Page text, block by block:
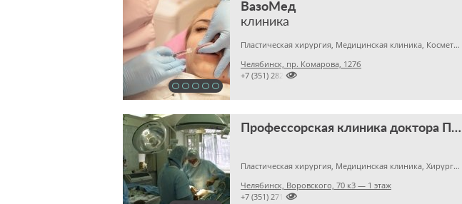
ВазоМед
клиника
Пластическая хирургия, Медицинская клиника, Косметология
Челябинск, пр. Комарова, 127б

+7 (351) 2823222
Профессорская клиника доктора Пухова
Пластическая хирургия, Медицинская клиника, Хирургия
Челябинск, Воровского, 70 к3 — 1 этаж

+7 (351) 2718917